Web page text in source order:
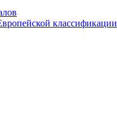
классификации